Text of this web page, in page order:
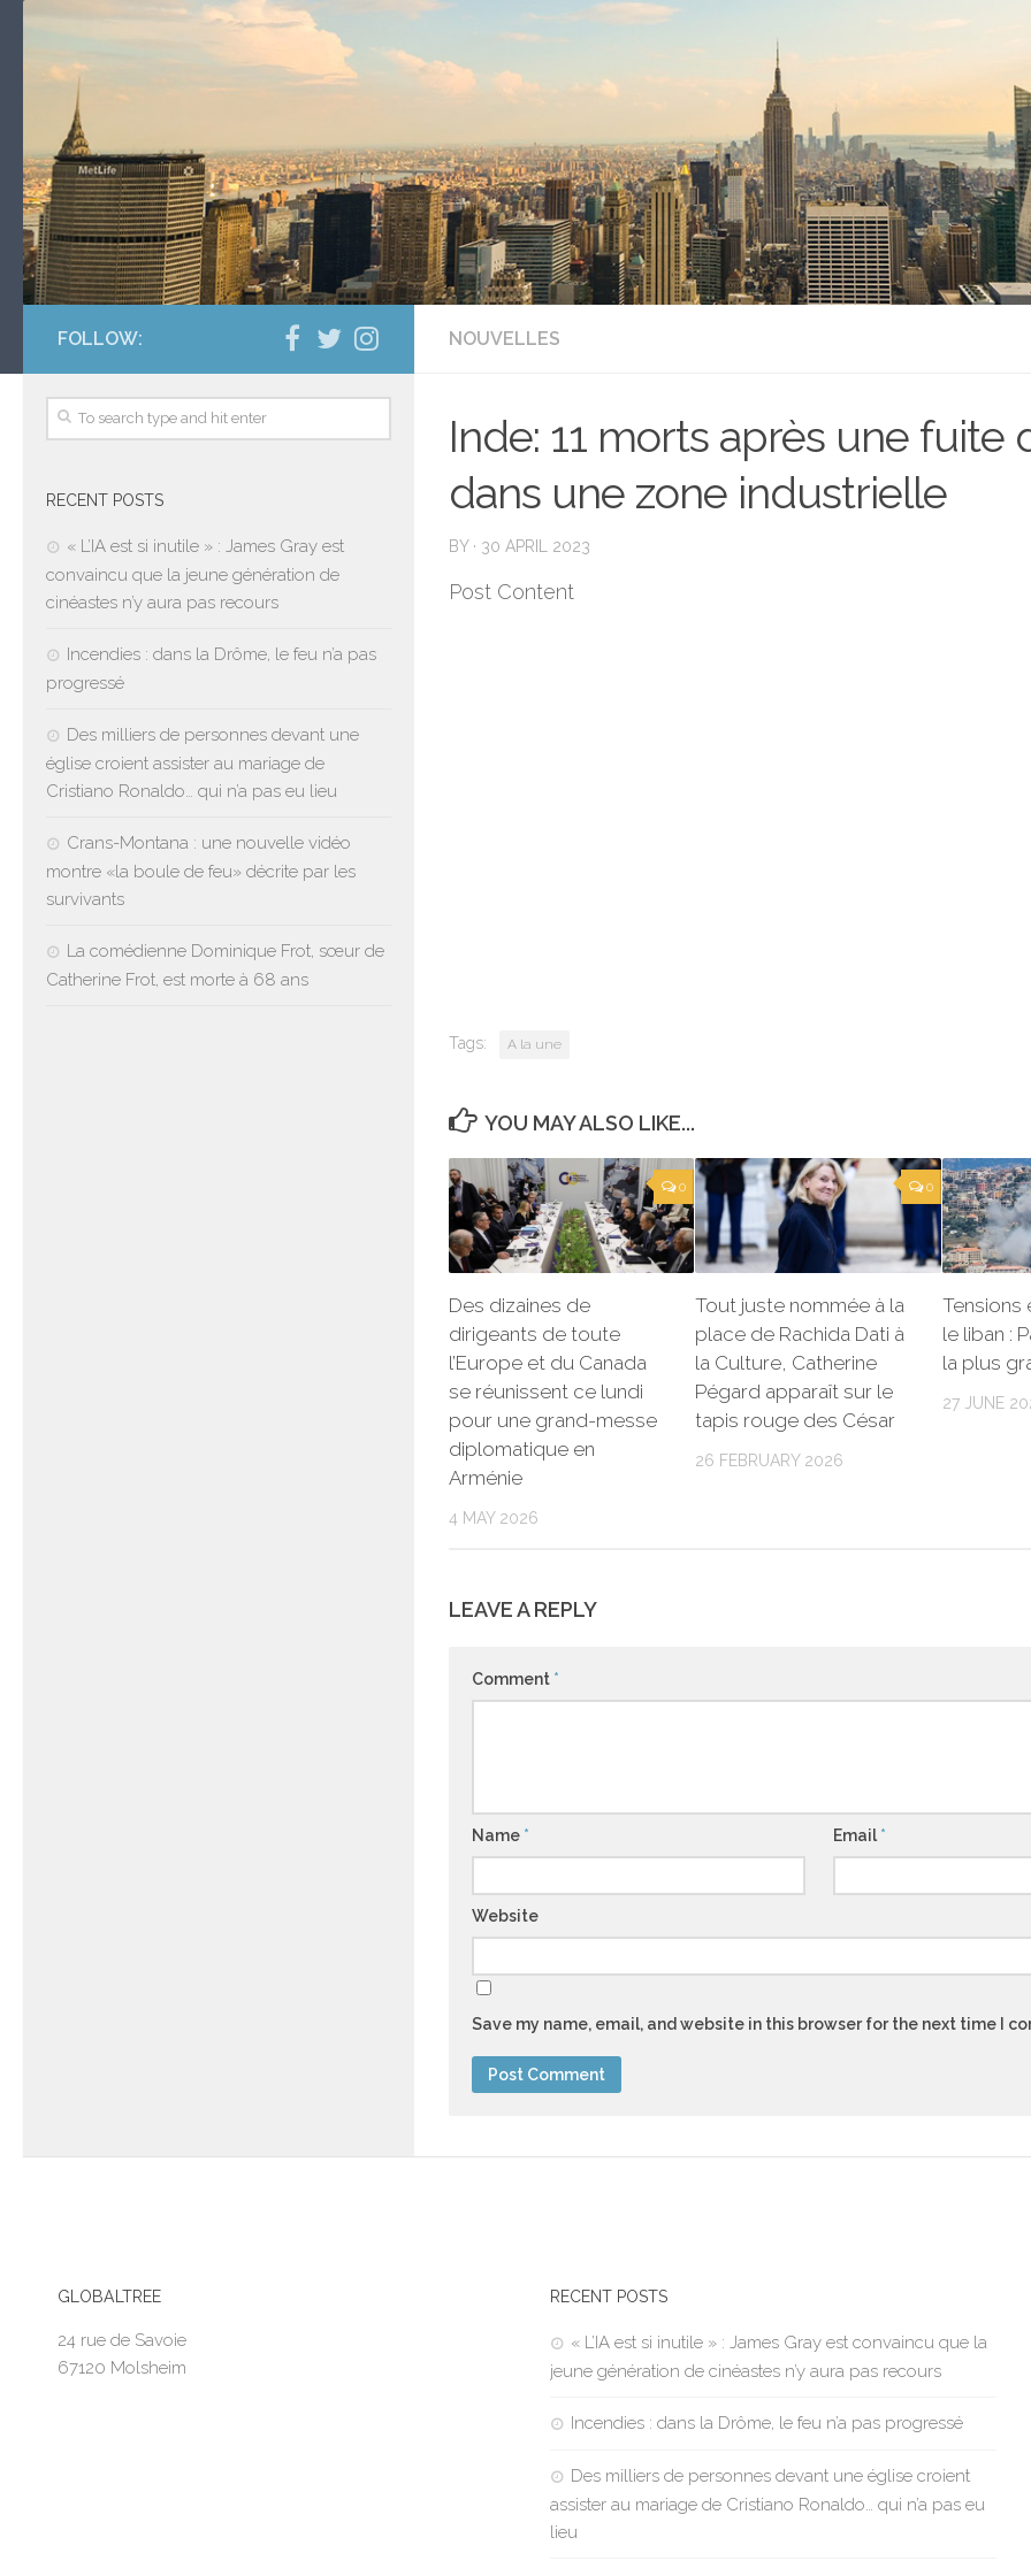
NOUVELLES
Inde: 11 morts après une fuite
dans une zone industrielle
BY · 30 APRIL 2023
Post Content
Tags: A la une
YOU MAY ALSO LIKE...
0
Des dizaines de
dirigeants de toute
l’Europe et du Canada
se réunissent ce lundi
pour une grand-messe
diplomatique en
Arménie
4 MAY 2026
0
Tout juste nommée à la
place de Rachida Dati à
la Culture, Catherine
Pégard apparaît sur le
tapis rouge des César
26 FEBRUARY 2026
Tensions
le liban :
la plus
27 JUNE
LEAVE A REPLY
Comment *
Name * Email*
Website
Save my name, email, and website in this browser for the next time I
FOLLOW:
RECENT POSTS
« L’IA est si inutile » : James Gray est
convaincu que la jeune génération de
cinéastes n’y aura pas recours
Incendies : dans la Drôme, le feu n’a pas
progressé
Des milliers de personnes devant une
église croient assister au mariage de
Cristiano Ronaldo… qui n’a pas eu lieu
Crans-Montana : une nouvelle vidéo
montre «la boule de feu» décrite par les
survivants
La comédienne Dominique Frot, sœur de
Catherine Frot, est morte à 68 ans
GLOBALTREE
24 rue de Savoie
67120 Molsheim
RECENT POSTS
« L’IA est si inutile » : James Gray est convaincu que la
jeune génération de cinéastes n’y aura pas recours
Incendies : dans la Drôme, le feu n’a pas progressé
Des milliers de personnes devant une église croient
assister au mariage de Cristiano Ronaldo… qui n’a pas eu
lieu